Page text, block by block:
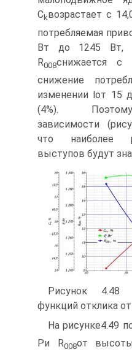
Ckвозрастает с
потребляемая
Вт до 1245 Вт,
R008снижается с
снижение
изменении lот 15
(4%).
зависимости
что наиболее
выступов будут
Рисунок 4.48
функций отклика
На рисунке4.49
Pи R008от